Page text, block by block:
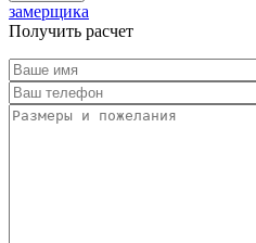
замерщика
Получить расчет